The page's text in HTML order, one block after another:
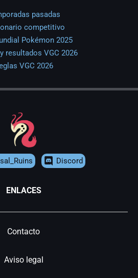
pasadas
competitivo
Pokémon 2025
resultados VGC 2026
VGC 2026
Discord
ENLACES
Contacto
Aviso legal